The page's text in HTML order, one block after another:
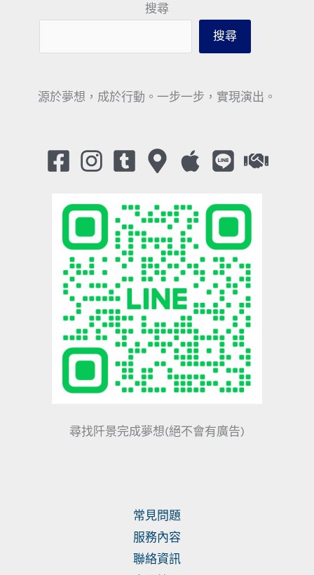
搜尋
搜尋
源於夢想，成於行動。一步一步，實現演出。
尋找阡景完成夢想(絕不會有廣告)
常見問題
服務內容
聯絡資訊